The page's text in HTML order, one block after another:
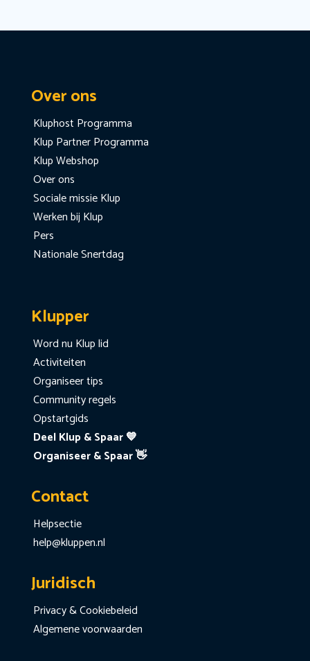
Over ons
Kluphost Programma
Klup Partner Programma
Klup Webshop
Over ons
Sociale missie Klup
Werken bij Klup
Pers
Nationale Snertdag
Klupper
Word nu Klup lid
Activiteiten
Organiseer tips
Community regels
Opstartgids
Deel Klup & Spaar 💙
Organiseer & Spaar 👋
Contact
Helpsectie
help@kluppen.nl
Juridisch
Privacy & Cookiebeleid
Algemene voorwaarden